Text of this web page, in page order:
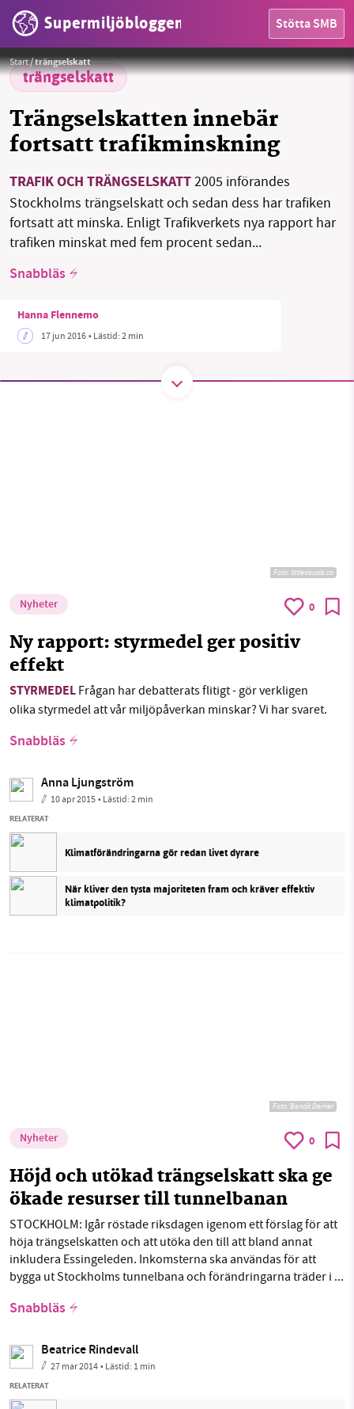
Supermiljöbloggen Stötta SMB
HEM
OMRÅDEN
MILJÖFAKTA
Start/trängselskatt
trängselskatt
Trängselskatten innebär
fortsatt trafikminskning
TRAFIK OCH TRÄNGSELSKATT2005 införandes
Stockholms trängselskatt och sedan dess har trafiken
fortsatt att minska. Enligt Trafikverkets nya rapport har
trafiken minskat med fem procent sedan...
Snabbläs
Hanna Flennemo
17 jun 2016• Lästid:2 min
Mats Halldin (CC BY 3.0)
Foto: littlevisuals.co
Nyheter 0
Ny rapport: styrmedel ger positiv
effekt
STYRMEDEL Frågan har debatterats flitigt - gör verkligen
olika styrmedel att vår miljöpåverkan minskar? Vi har svaret.
Snabbläs
Anna Ljungström
10 apr 2015• Lästid:2 min
RELATERAT
Klimatförändringarna gör redan livet dyrare
När kliver den tysta majoriteten fram och kräver effektiv
klimatpolitik?
Foto: Benoît Derrier
Nyheter 0
Höjd och utökad trängselskatt ska ge
ökade resurser till tunnelbanan
STOCKHOLM: Igår röstade riksdagen igenom ett förslag för att
höja trängselskatten och att utöka den till att bland annat
inkludera Essingeleden. Inkomsterna ska användas för att
bygga ut Stockholms tunnelbana och förändringarna träder i ...
Snabbläs
Beatrice Rindevall
27 mar 2014• Lästid: 1 min
RELATERAT